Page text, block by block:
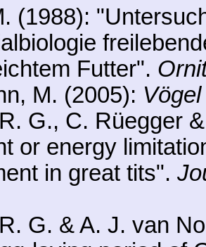
(1988):
Futter".
M. (2005):
G., C. Rüegger
or energy
in great tits".
G. & A. J. van